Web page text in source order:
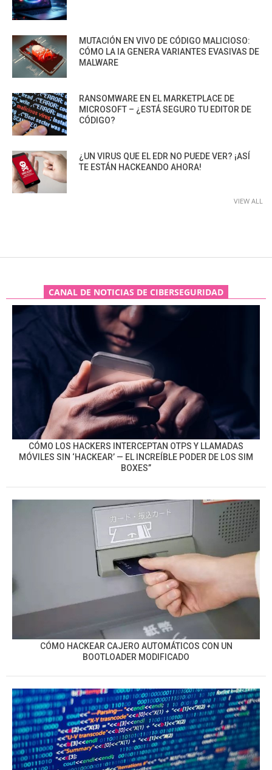
MUTACIÓN EN VIVO DE CÓDIGO MALICIOSO:
CÓMO LA IA GENERA VARIANTES EVASIVAS DE
MALWARE
RANSOMWARE EN EL MARKETPLACE DE
MICROSOFT – ¿ESTÁ SEGURO TU EDITOR DE
CÓDIGO?
¿UN VIRUS QUE EL EDR NO PUEDE VER? ¡ASÍ
TE ESTÁN HACKEANDO AHORA!
VIEW ALL
CANAL DE NOTICIAS DE CIBERSEGURIDAD
CÓMO LOS HACKERS INTERCEPTAN OTPS Y LLAMADAS
MÓVILES SIN ‘HACKEAR’ — EL INCREÍBLE PODER DE LOS SIM
BOXES”
CÓMO HACKEAR CAJERO AUTOMÁTICOS CON UN
BOOTLOADER MODIFICADO